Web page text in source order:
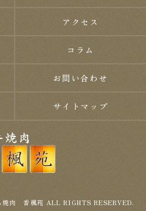
アクセス
コラム
お問い合わせ
サイトマップ
肉 香楓苑 ALL RIGHTS RESERVED.